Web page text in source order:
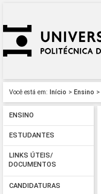
Você está em: Início > Ensino >
ENSINO
ESTUDANTES
LINKS ÚTEIS/
DOCUMENTOS
CANDIDATURAS